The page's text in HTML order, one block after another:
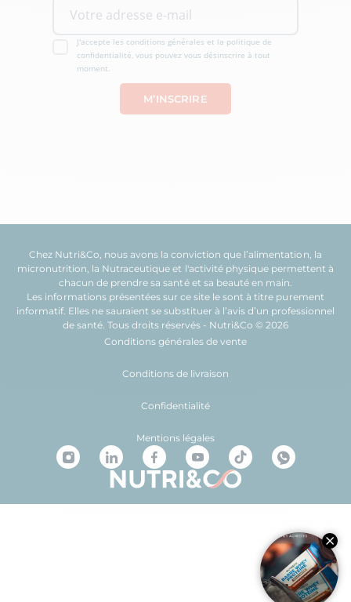
J'accepte les conditions générales et la politique de
confidentialité, vous pouvez vous désinscrire à tout
moment.
Chez Nutri&Co, nous avons la conviction que l’alimentation , la
micronutrition , la Nutraceutique et l'activité physiquepermettent à
chacun de prendre sasantéet sa beautéen main.
Les informations présentées sur ce site le sont à titre purement
informatif. Elles ne sauraient se substituer à l’avis d’un professionnel
de santé. Tous droits réservés - Nutri&Co © 2026
Conditions générales de vente
Conditions de livraison
Confidentialité
Mentions légales